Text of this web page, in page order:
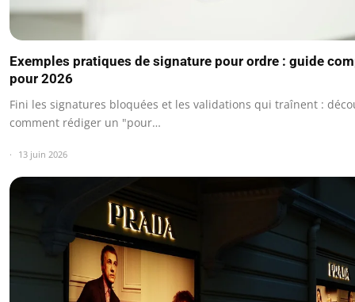
Exemples pratiques de signature pour ordre : guide
pour 2026
Fini les signatures bloquées et les validations qui traînent :
comment rédiger un "pour…
13 juin 2026